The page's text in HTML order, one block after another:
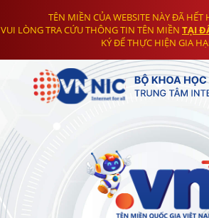
TÊN MIỀN CỦA WEBSITE NÀY ĐÃ HẾT
VUI LÒNG TRA CỨU THÔNG TIN TÊN MIỀN TẠI
KÝ ĐỂ THỰC HIỆN GIA